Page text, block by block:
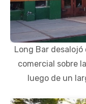
Long Bar
comercial sobre
luego de un